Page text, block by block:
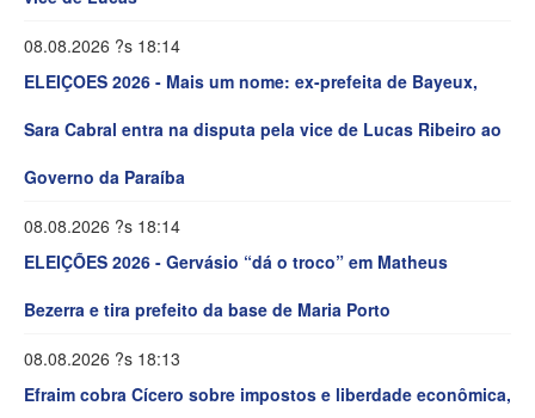
08.08.2026 ?s 18:14
ELEIÇOES 2026 - Mais um nome: ex-prefeita de Bayeux,
Sara Cabral entra na disputa pela vice de Lucas Ribeiro ao
Governo da Paraíba
08.08.2026 ?s 18:14
ELEIÇÕES 2026 - Gervásio “dá o troco” em Matheus
Bezerra e tira prefeito da base de Maria Porto
08.08.2026 ?s 18:13
Efraim cobra Cícero sobre impostos e liberdade econômica,